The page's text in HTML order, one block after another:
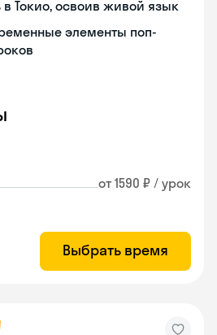
Токио, освоив живой язык
элементы поп-
от 1590 ₽ / урок
Выбрать время